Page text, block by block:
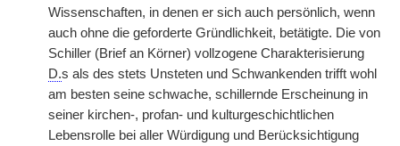
Wissenschaften, in denen er sich auch persönlich, wenn
auch ohne die geforderte Gründlichkeit, betätigte. Die von
Schiller (Brief an Körner) vollzogene Charakterisierung
D.s als des stets Unsteten und Schwankenden trifft wohl
am besten seine schwache, schillernde Erscheinung in
seiner kirchen-, profan- und kulturgeschichtlichen
Lebensrolle bei aller Würdigung und Berücksichtigung